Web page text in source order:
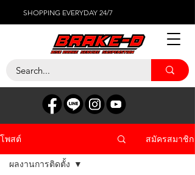
SHOPPING EVERYDAY 24/7
โพสต์ สมัครสมาชิก
ผลงานการติดตั้ง